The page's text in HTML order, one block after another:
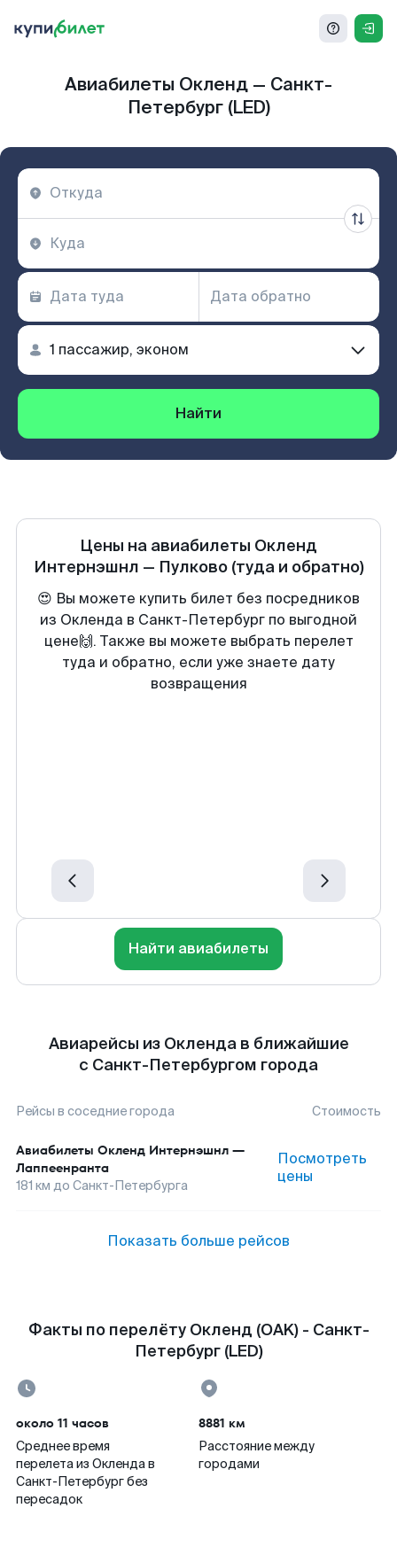
Авиабилеты Окленд — Санкт-
Петербург (LED)
Найти
Цены на авиабилеты Окленд
Интернэшнл — Пулково (туда и обратно)
😍 Вы можете купить билет без посредников
из Окленда в Санкт-Петербург по выгодной
цене🙌. Также вы можете выбрать перелет
туда и обратно, если уже знаете дату
возвращения
Найти авиабилеты
Авиарейсы из Окленда в ближайшие
с Санкт-Петербургом города
Рейсы в соседние города Стоимость
Авиабилеты Окленд Интернэшнл —
Лаппеенранта
181 км до Санкт-Петербурга
Посмотреть
цены
Показать больше рейсов
Факты по перелёту Окленд (OAK) - Санкт-
Петербург (LED)
около 11 часов
Среднее время
перелета из Окленда в
Санкт-Петербург без
пересадок
8881 км
Расстояние между
городами